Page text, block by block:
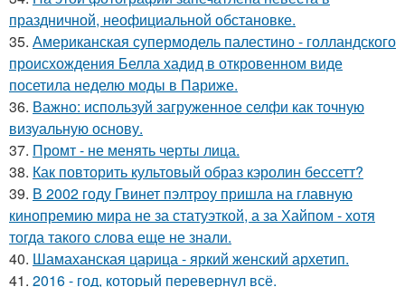
праздничной, неофициальной обстановке.
35. Американская супермодель палестино - голландского
происхождения Белла хадид в откровенном виде
посетила неделю моды в Париже.
36. Важно: используй загруженное селфи как точную
визуальную основу.
37. Промт - не менять черты лица.
38. Как повторить культовый образ кэролин бессетт?
39. В 2002 году Гвинет пэлтроу пришла на главную
кинопремию мира не за статуэткой, а за Хайпом - хотя
тогда такого слова еще не знали.
40. Шамаханская царица - яркий женский архетип.
41. 2016 - год, который перевернул всё.